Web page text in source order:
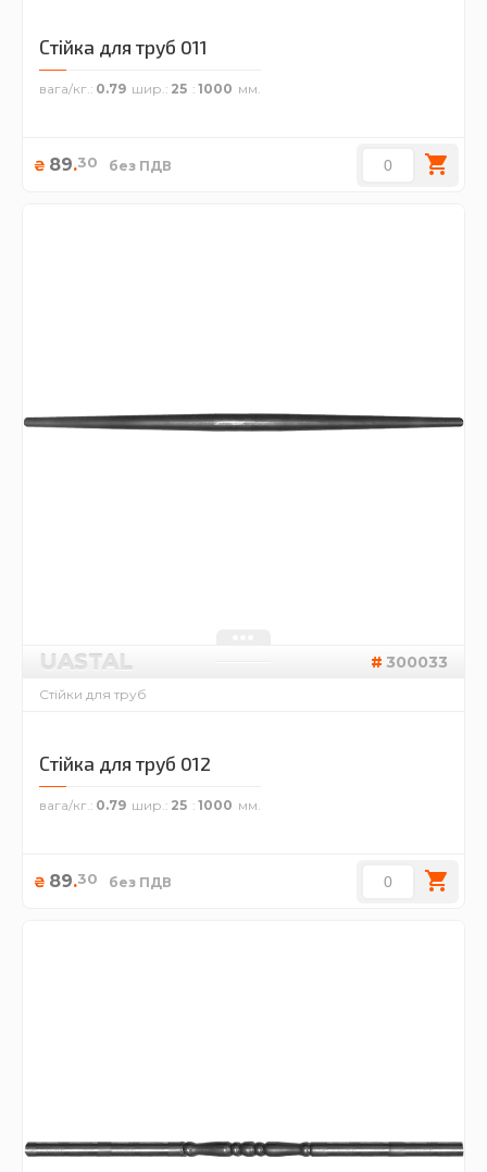
Стійка для труб 011
вага/кг. 0.79 шир. 25 1000
₴ 89.30 без ПДВ
UASTAL 300033
Стійки для труб
Стійка для труб 012
вага/кг. 0.79 шир. 25 1000
₴ 89.30 без ПДВ